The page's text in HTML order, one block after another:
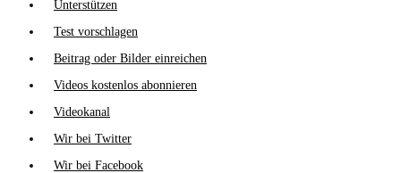
Unterstützen
Test vorschlagen
Beitrag oder Bilder einreichen
Videos kostenlos abonnieren
Videokanal
Wir bei Twitter
Wir bei Facebook